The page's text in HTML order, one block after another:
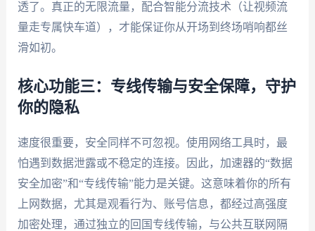
透了。真正的无限流量，配合智能分流技术（让视频流
量走专属快车道），才能保证你从开场到终场哨响都丝
滑如初。
核心功能三：专线传输与安全保障，守护
你的隐私
速度很重要，安全同样不可忽视。使用网络工具时，最
怕遇到数据泄露或不稳定的连接。因此，加速器的“数据
安全加密”和“专线传输”能力是关键。这意味着你的所有
上网数据，尤其是观看行为、账号信息，都经过高强度
加密处理，通过独立的回国专线传输，与公共互联网隔